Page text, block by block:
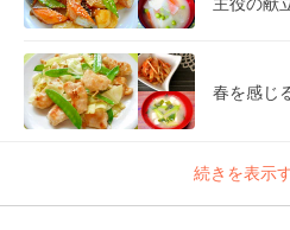
春を感じ
続きを表示